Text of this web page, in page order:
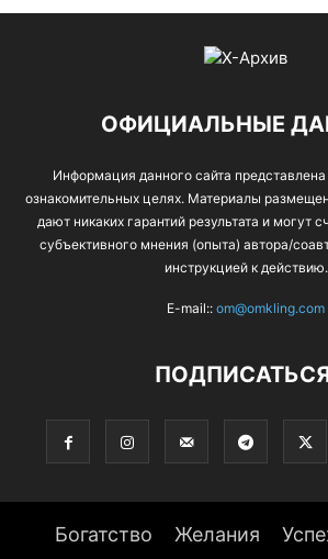
ОФИЦИАЛЬНЫЕ
Информация данного сайта
ознакомительных целях. Материалы
дают никаких гарантий результата и могут
субъективного мнения (опыта) автора/
инструкцией к действию.
E-mail:: om@omkling.com
Богатство Желания